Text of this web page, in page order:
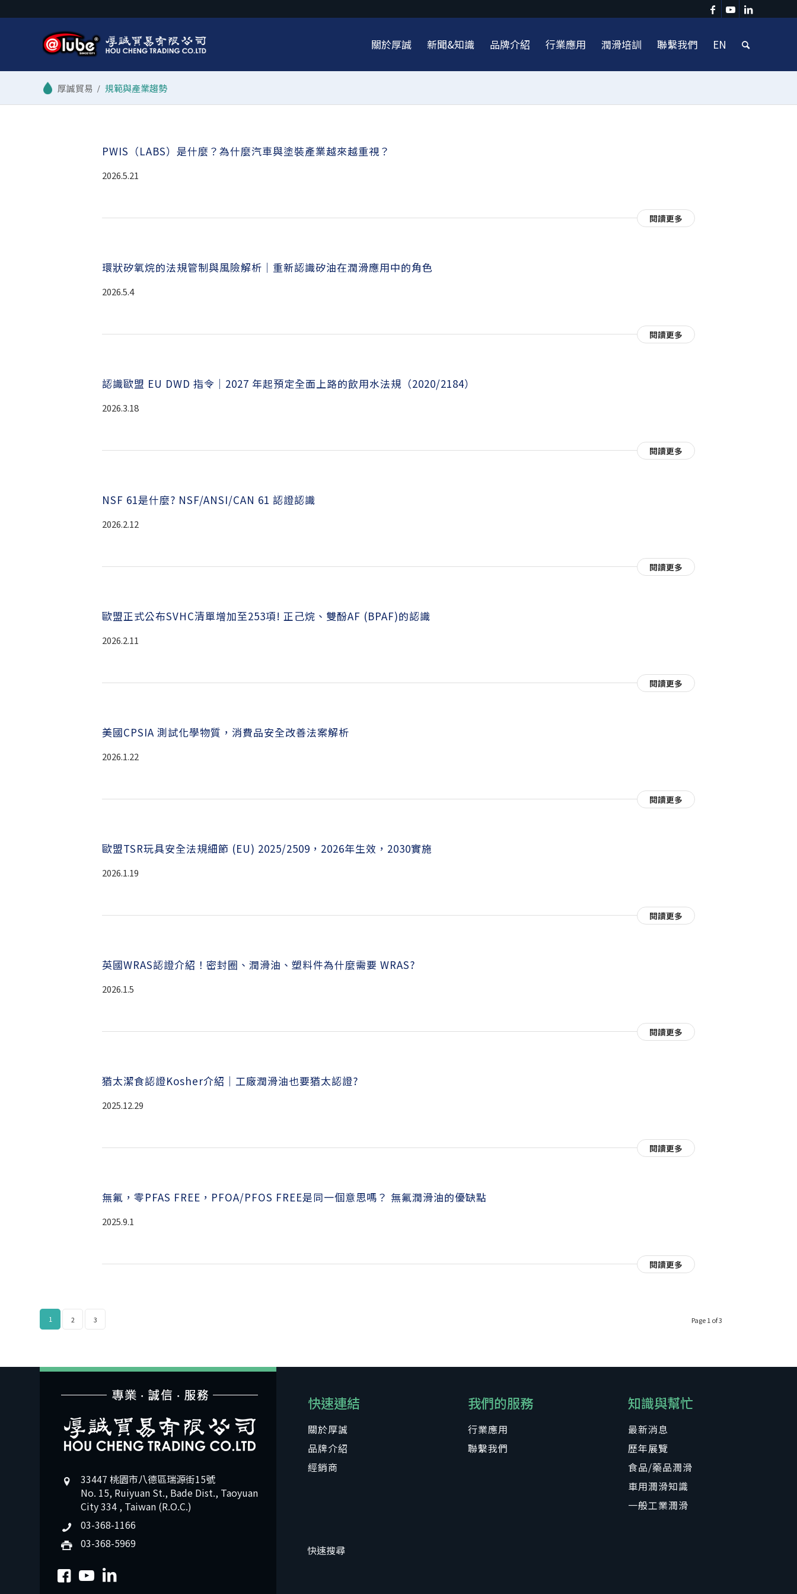
關於厚誠 新聞&知識 品牌介紹 行業應用 潤滑培訓 聯繫我們 EN
/ 規範與產業趨勢
PWIS（LABS）是什麼？為什麼汽車與塗裝產業越來越重視？
2026.5.21
閱讀更多
環狀矽氧烷的法規管制與風險解析｜重新認識矽油在潤滑應用中的角色
2026.5.4
閱讀更多
認識歐盟 EU DWD 指令｜2027 年起預定全面上路的飲用水法規（2020/2184）
2026.3.18
閱讀更多
NSF 61是什麼? NSF/ANSI/CAN 61 認證認識
2026.2.12
閱讀更多
歐盟正式公布SVHC清單增加至253項! 正己烷、雙酚AF (BPAF)的認識
2026.2.11
閱讀更多
美國CPSIA 測試化學物質，消費品安全改善法案解析
2026.1.22
閱讀更多
歐盟TSR玩具安全法規細節 (EU) 2025/2509，2026年生效，2030實施
2026.1.19
閱讀更多
英國WRAS認證介紹！密封圈、潤滑油、塑料件為什麼需要 WRAS?
2026.1.5
閱讀更多
猶太潔食認證Kosher介紹｜工廠潤滑油也要猶太認證?
2025.12.29
閱讀更多
無氟，零PFAS FREE，PFOA/PFOS FREE是同一個意思嗎？ 無氟潤滑油的優缺點
2025.9.1
閱讀更多
Page 1 of 3
1 2 3
33447 桃園市八德區瑞源街15號
No. 15, Ruiyuan St., Bade Dist., Taoyuan
City 334 , Taiwan (R.O.C.)
03-368-1166
03-368-5969
快速連結
關於厚誠
品牌介紹
經銷商
我們的服務
行業應用
聯繫我們
知識與幫忙
最新消息
歷年展覽
食品/藥品潤滑
車用潤滑知識
一般工業潤滑